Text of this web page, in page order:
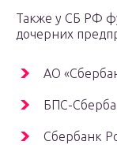
Также у СБ РФ
дочерних
АО
БПС-
Сбербанк